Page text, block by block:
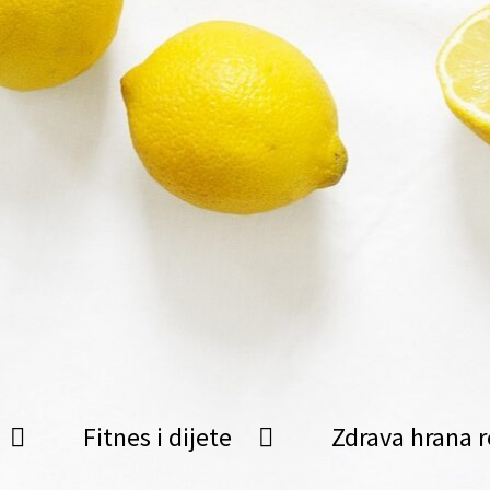
Fitnes i dijete Zdrava hrana